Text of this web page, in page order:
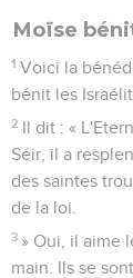
Moïse
1 Voici la
bénit les
2 Il dit : «
Séir, il a
des saintes
de la loi.
3 » Oui, il aime
main. Ils se